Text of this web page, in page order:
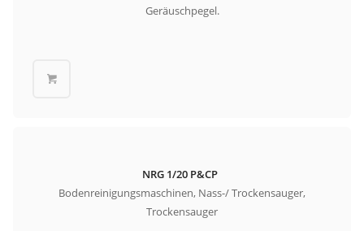
Geräuschpegel.
NRG 1/20 P&CP
Bodenreinigungsmaschinen, Nass-/ Trockensauger,
Trockensauger